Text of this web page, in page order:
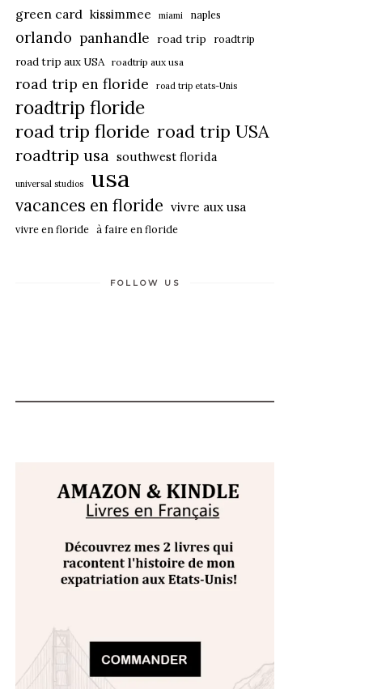
green card kissimmee miami naples
orlando panhandle road trip roadtrip
road trip aux USA roadtrip aux usa
road trip en floride road trip etats-Unis
roadtrip floride
road trip floride road trip USA
roadtrip usa southwest florida
universal studios usa
vacances en floride vivre aux usa
vivre en floride à faire en floride
FOLLOW US